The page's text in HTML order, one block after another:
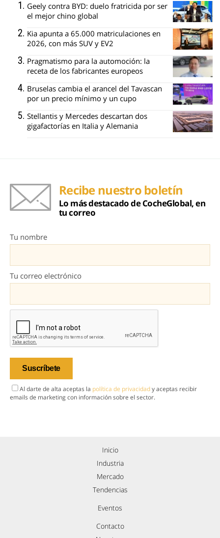
Geely contra BYD: duelo fratricida por ser
el mejor chino global
Kia apunta a 65.000 matriculaciones en
2026, con más SUV y EV2
Pragmatismo para la automoción: la
receta de los fabricantes europeos
Bruselas cambia el arancel del Tavascan
por un precio mínimo y un cupo
Stellantis y Mercedes descartan dos
gigafactorías en Italia y Alemania
Recibe nuestro boletín
Lo más destacado de CocheGlobal, en
tu correo
Tu nombre
Tu correo electrónico
Al darte de alta aceptas la política de privacidady aceptas recibir
emails de marketing con información sobre el sector.
Inicio
Industria
Mercado
Tendencias
Eventos
Contacto